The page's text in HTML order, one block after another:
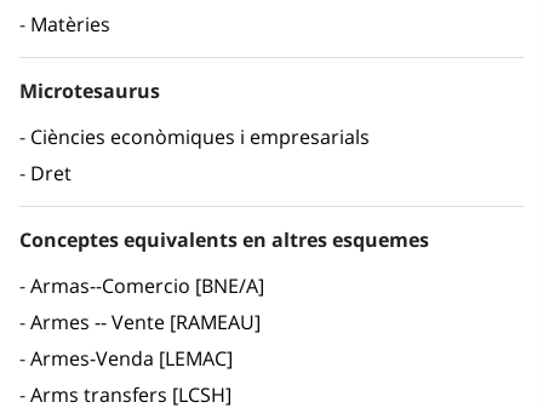
Matèries
Microtesaurus
Ciències econòmiques i empresarials
Dret
Conceptes equivalents en altres esquemes
Armas--Comercio [BNE/A]
Armes -- Vente [RAMEAU]
Armes-Venda [LEMAC]
Arms transfers [LCSH]